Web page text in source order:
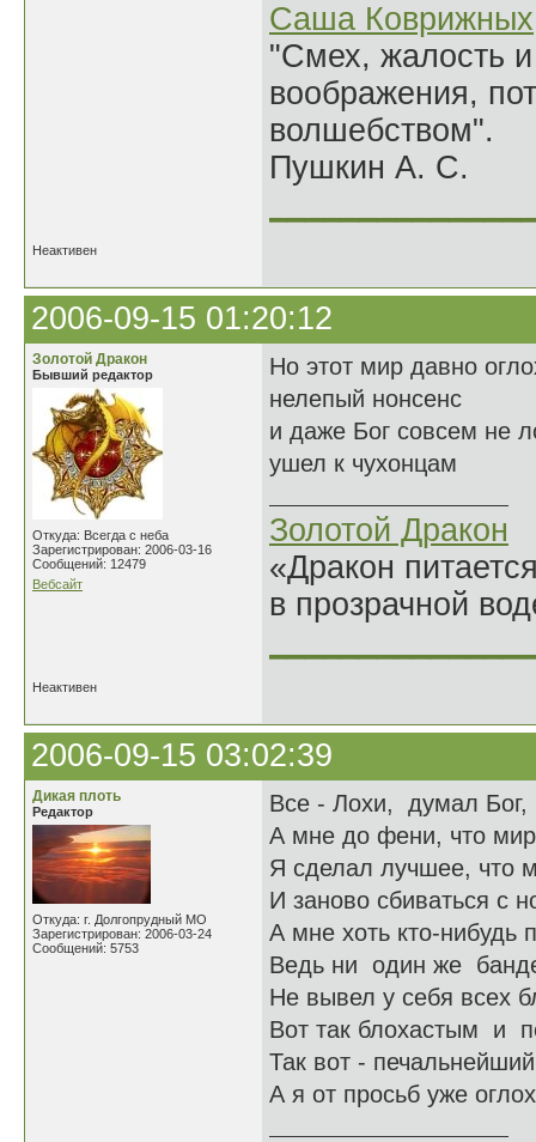
Саша Коврижных
"Смех, жалость
воображения,
волшебством".
Пушкин А. С.
Неактивен
2006-09-15 01:20:12
Золотой Дракон
Бывший редактор
Откуда: Всегда с неба
Зарегистрирован: 2006-03-16
Сообщений: 12479
Вебсайт
Но этот мир давно
нелепый нонсенс
и даже Бог совсем не
ушел к чухонцам
Золотой Дракон
«Дракон
в прозрачной
Неактивен
2006-09-15 03:02:39
Дикая плоть
Редактор
Откуда: г. Долгопрудный МО
Зарегистрирован: 2006-03-24
Сообщений: 5753
Все - Лохи, думал
А мне до фени, что
Я сделал лучшее, что
И заново сбиваться с
А мне хоть кто-нибудь
Ведь ни один же
Не вывел у себя всех
Вот так блохастым и
Так вот -
А я от просьб уже